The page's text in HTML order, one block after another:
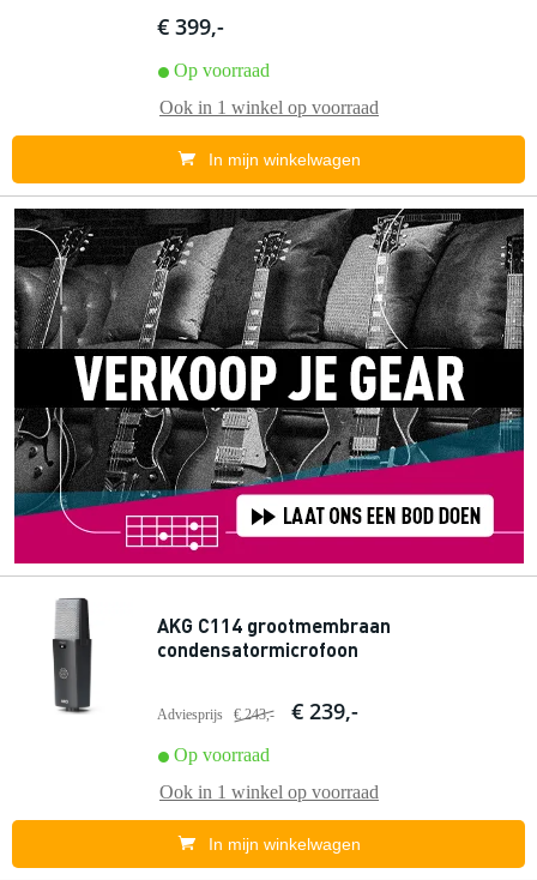
€ 399,-
Op voorraad
Ook in 1 winkel op voorraad
In mijn winkelwagen
AKG C114 grootmembraan
condensatormicrofoon
Adviesprijs € 243,- € 239,-
Op voorraad
Ook in 1 winkel op voorraad
In mijn winkelwagen